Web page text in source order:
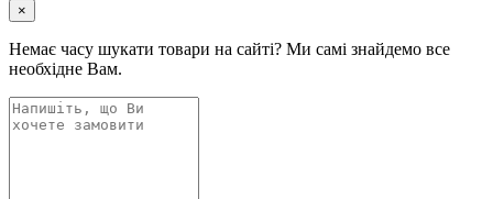
×
Немає часу шукати товари на сайті? Ми самі знайдемо все
необхідне Вам.